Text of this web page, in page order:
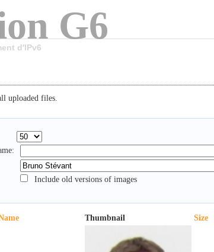
G6
d'IPv6
uploaded files.
Include old versions of images
Thumbnail Size